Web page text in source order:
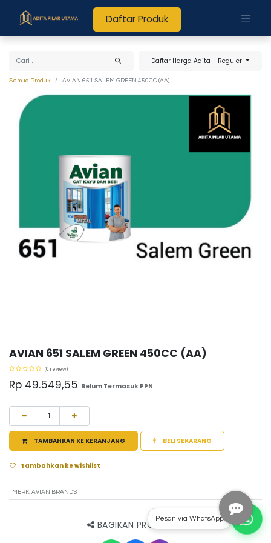
Daftar Produk
Daftar Harga Adita - Reguler
Semua Produk AVIAN 651 SALEM GREEN 450CC (AA)
AVIAN 651 SALEM GREEN 450CC (AA)
(0 review)
Rp 49.549,55 Belum Termasuk PPN
TAMBAHKAN KE KERANJANG BELI SEKARANG
Tambahkan ke wishlist
MERK: AVIAN BRANDS
BAGIKAN PRODUK INI
Pesan via WhatsApp